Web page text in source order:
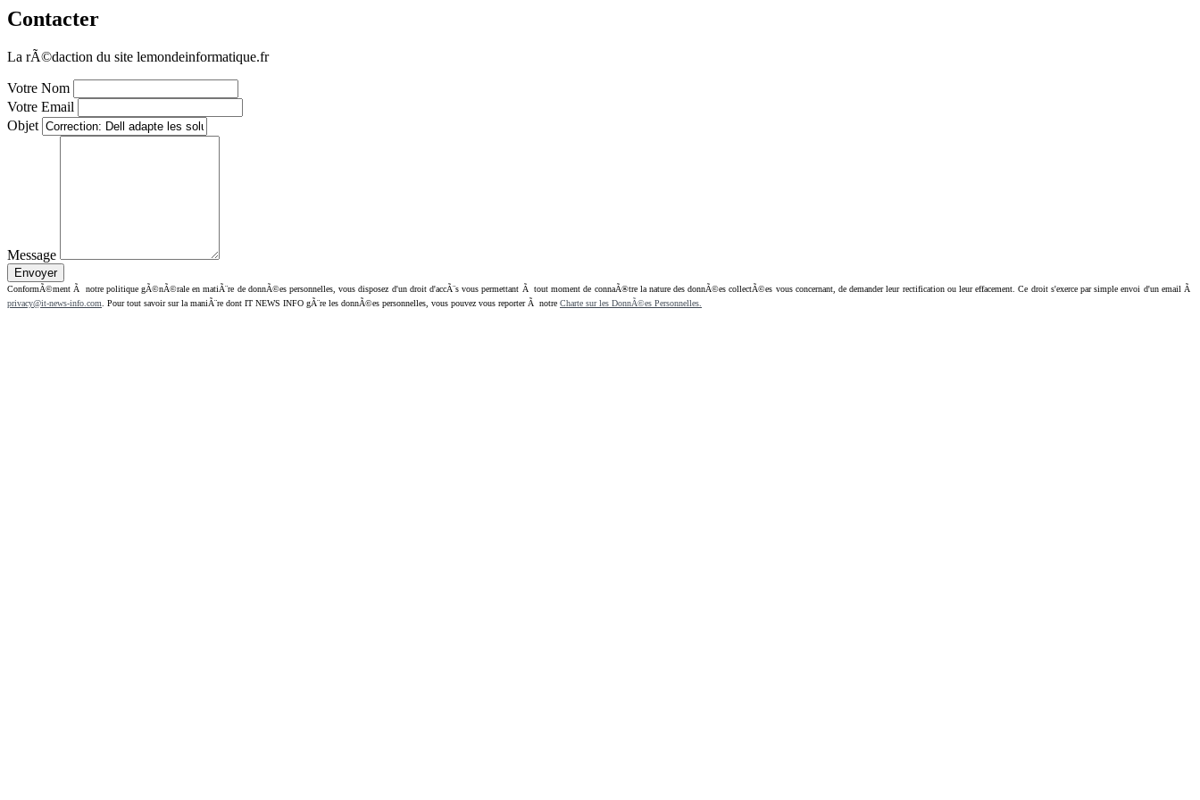
Contacter
La rÃ©daction du site lemondeinformatique.fr
Votre Nom
Votre Email
Objet
Message
ConformÃ©ment Ã notre politique gÃ©nÃ©rale en matiÃ¨re de donnÃ©es personnelles, vous disposez d'un droit d'accÃ¨s vous permettant Ã tout moment de connaÃ®tre la nature des donnÃ©es collectÃ©es vous concernant, de demander leur rectification ou leur effacement. Ce droit s'exerce par simple envoi d'un email Ã
privacy@it-news-info.com . Pour tout savoir sur la maniÃ¨re dont IT NEWS INFO gÃ¨re les donnÃ©es personnelles, vous pouvez vous reporter Ã notre Charte sur les DonnÃ©es Personnelles.